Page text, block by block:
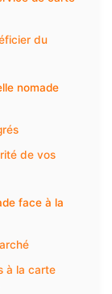
du
nomade
de vos
face à la
à la carte